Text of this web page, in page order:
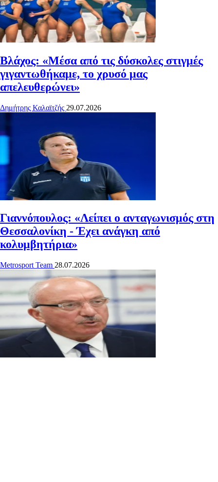
Βλάχος: «Μέσα από τις δύσκολες στιγμές
γιγαντωθήκαμε, το χρυσό μας
απελευθερώνει»
Δημήτρης Καλαϊτζής 29.07.2026
Γιαννόπουλος: «Λείπει ο ανταγωνισμός στη
Θεσσαλονίκη - Έχει ανάγκη από
κολυμβητήρια»
Metrosport Team 28.07.2026